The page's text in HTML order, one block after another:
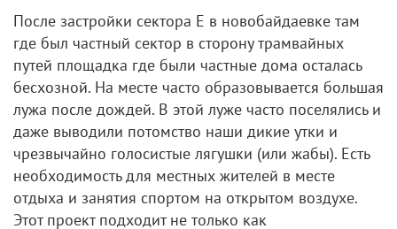
После застройки сектора Е в новобайдаевке там
где был частный сектор в сторону трамвайных
путей площадка где были частные дома осталась
бесхозной. На месте часто образовывается большая
лужа после дождей. В этой луже часто поселялись и
даже выводили потомство наши дикие утки и
чрезвычайно голосистые лягушки (или жабы). Есть
необходимость для местных жителей в месте
отдыха и занятия спортом на открытом воздухе.
Этот проект подходит не только как